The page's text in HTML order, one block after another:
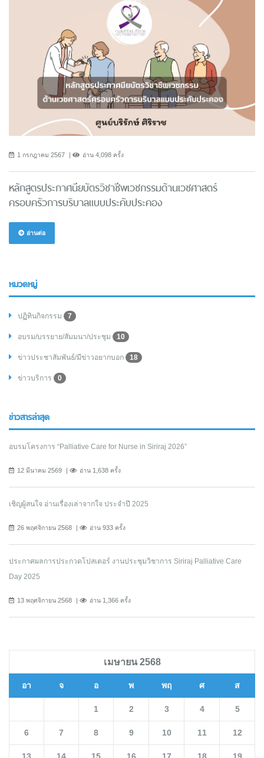
1 กรกฎาคม 2567 อ่าน 4,098 ครั้ง
หลักสูตรประกาศนียบัตรวิชาชีพเวชกรรมด้านเวชศาสตร์
ครอบครัวการบริบาลแบบประคับประคอง
อ่านต่อ
หมวดหมู่
ปฏิทินกิจกรรม 7
อบรม/บรรยาย/สัมมนา/ประชุม 10
ข่าวประชาสัมพันธ์/มีข่าวอยากบอก 18
ข่าวบริการ 0
ข่าวสารล่าสุด
อบรมโครงการ “Palliative Care for Nurse in Siriraj 2026”
12 มีนาคม 2569 อ่าน 1,638 ครั้ง
เชิญผู้สนใจ อ่านเรื่องเล่าจากใจ ประจำปี 2025
26 พฤศจิกายน 2568 อ่าน 933 ครั้ง
ประกาศผลการประกวดโปสเตอร์ งานประชุมวิชาการ Siriraj Palliative Care
Day 2025
13 พฤศจิกายน 2568 อ่าน 1,366 ครั้ง
เมษายน 2568
อา จ อ พ พฤ ศ ส
1 2 3 4 5
6 7 8 9 10 11 12